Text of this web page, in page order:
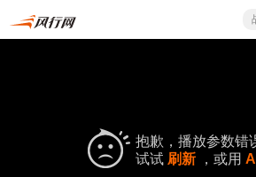
抱歉，播放参数错
试试 刷新 ，或用